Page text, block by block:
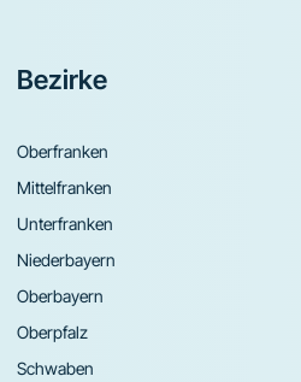
Bezirke
Oberfranken
Mittelfranken
Unterfranken
Niederbayern
Oberbayern
Oberpfalz
Schwaben